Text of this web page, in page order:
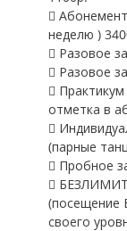

неделю )
 Разовое
 Разовое

отметка в

(парные
 Пробное

(посещение
своего